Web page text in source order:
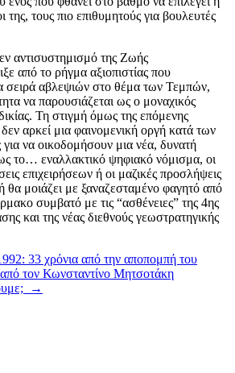
της, τους πιο επιθυμητούς για βουλευτές
αντισυστημισμό της Ζωής
από το ρήγμα αξιοπιστίας που
σειρά αβλεψιών στο θέμα των Τεμπών,
να παρουσιάζεται ως ο μοναχικός
Τη στιγμή όμως της επόμενης
αρκεί μια φαινομενική οργή κατά των
να οικοδομήσουν μια νέα, δυνατή
το… εναλλακτικό ψηφιακό νόμισμα, οι
επιχειρήσεων ή οι μαζικές προσλήψεις
θα μοιάζει με ξαναζεσταμένο φαγητό από
συμβατό με τις “ασθένειες” της 4ης
και της νέας διεθνούς γεωστρατηγικής
33 χρόνια από την αποπομπή του
τον Κωνσταντίνο Μητσοτάκη
→